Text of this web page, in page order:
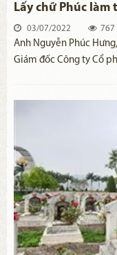
Lấy chữ Phúc làm
03/07/2022 767
​Anh Nguyễn Phúc
Giám đốc Công ty Cổ
được biết đến với vai